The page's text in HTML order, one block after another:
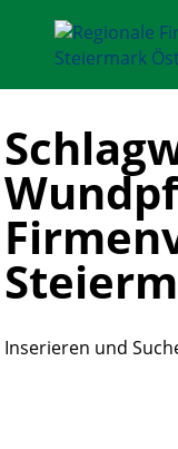
Inserieren und